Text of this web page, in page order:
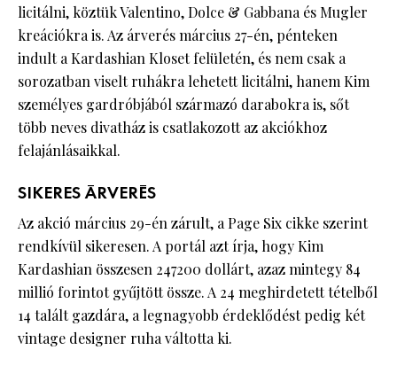
licitálni, köztük Valentino, Dolce & Gabbana és Mugler
kreációkra is. Az árverés március 27-én, pénteken
indult a Kardashian Kloset felületén, és nem csak a
sorozatban viselt ruhákra lehetett licitálni, hanem Kim
személyes gardróbjából származó darabokra is, sőt
több neves divatház is csatlakozott az akciókhoz
felajánlásaikkal.
SIKERES ÁRVERÉS
Az akció március 29-én zárult, a Page Six cikke szerint
rendkívül sikeresen. A portál azt írja, hogy Kim
Kardashian összesen 247200 dollárt, azaz mintegy 84
millió forintot gyűjtött össze. A 24 meghirdetett tételből
14 talált gazdára, a legnagyobb érdeklődést pedig két
vintage designer ruha váltotta ki.